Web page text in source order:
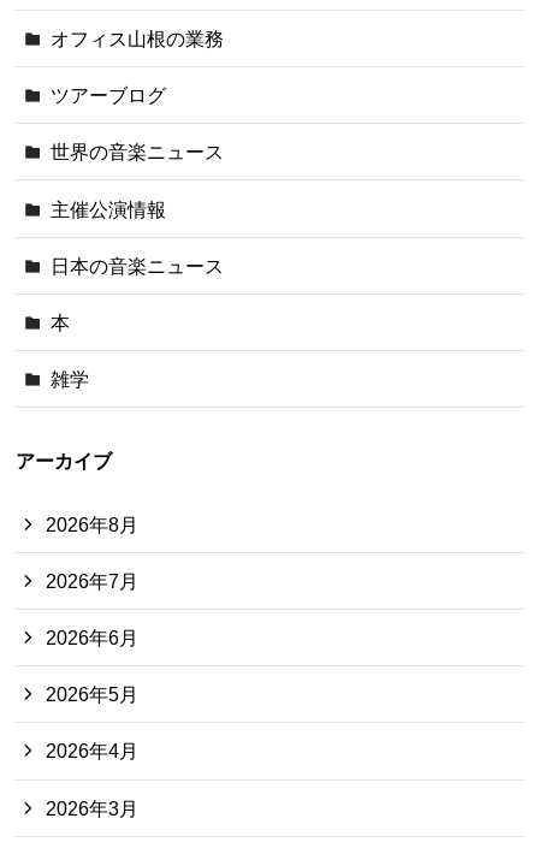
オフィス山根の業務
ツアーブログ
世界の音楽ニュース
主催公演情報
日本の音楽ニュース
本
雑学
アーカイブ
2026年8月
2026年7月
2026年6月
2026年5月
2026年4月
2026年3月